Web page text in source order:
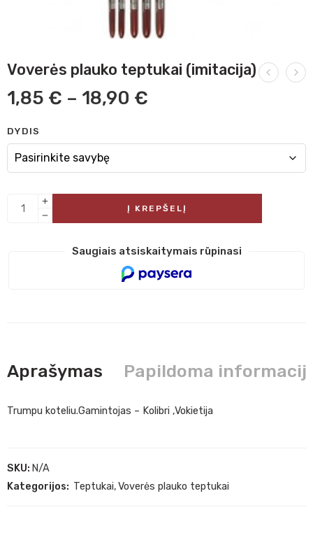
Voverės plauko teptukai (imitacija)
1,85 € – 18,90 €
DYDIS
Į KREPŠELĮ
Saugiais atsiskaitymais rūpinasi
Aprašymas Papildoma
Trumpu koteliu.Gamintojas – Kolibri ,Vokietija
SKU: N/A
Kategorijos: Teptukai,Voverės plauko teptukai